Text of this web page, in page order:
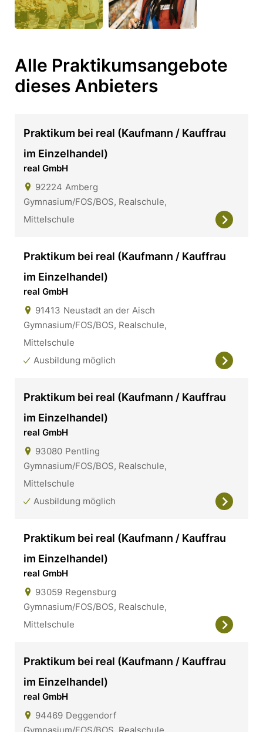
Alle Praktikumsangebote
dieses Anbieters
Praktikum bei real (Kaufmann / Kauffrau
im Einzelhandel)
real GmbH
92224 Amberg
Gymnasium/FOS/BOS, Realschule,
Mittelschule
Praktikum bei real (Kaufmann / Kauffrau
im Einzelhandel)
real GmbH
91413 Neustadt an der Aisch
Gymnasium/FOS/BOS, Realschule,
Mittelschule
Ausbildung möglich
Praktikum bei real (Kaufmann / Kauffrau
im Einzelhandel)
real GmbH
93080 Pentling
Gymnasium/FOS/BOS, Realschule,
Mittelschule
Ausbildung möglich
Praktikum bei real (Kaufmann / Kauffrau
im Einzelhandel)
real GmbH
93059 Regensburg
Gymnasium/FOS/BOS, Realschule,
Mittelschule
Praktikum bei real (Kaufmann / Kauffrau
im Einzelhandel)
real GmbH
94469 Deggendorf